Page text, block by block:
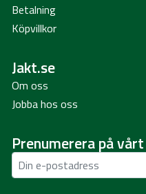
Betalning
Köpvillkor
Jakt.se
Om oss
Jobba hos oss
Prenumerera på